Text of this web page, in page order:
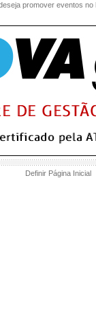
promover eventos no
Definir Página Inicial